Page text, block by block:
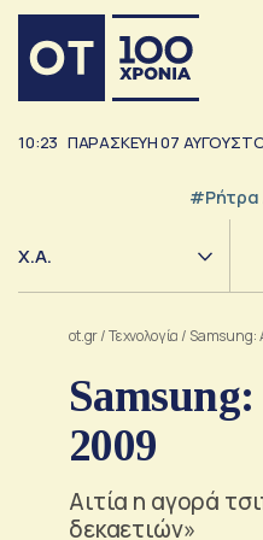
10:23 ΠΑΡΑΣΚΕΥΗ07
#ρήτρα
Χ.Α.
ot.gr/Τεχνολογία / Samsung:
Samsung:
2009
Αιτία η αγορά
δεκαετιών»